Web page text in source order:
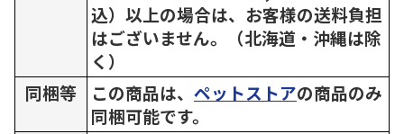
込）以上の場合は、お客様の送料負担
はございません。（北海道・沖縄は除
く）
同梱等
この商品は、 ペットストアの商品のみ
同梱可能です。